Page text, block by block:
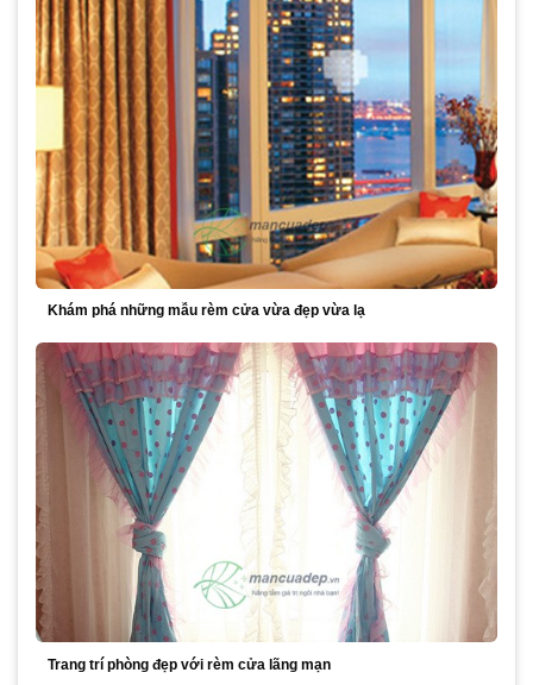
Khám phá những mẫu rèm cửa vừa đẹp vừa lạ
Trang trí phòng đẹp với rèm cửa lãng mạn